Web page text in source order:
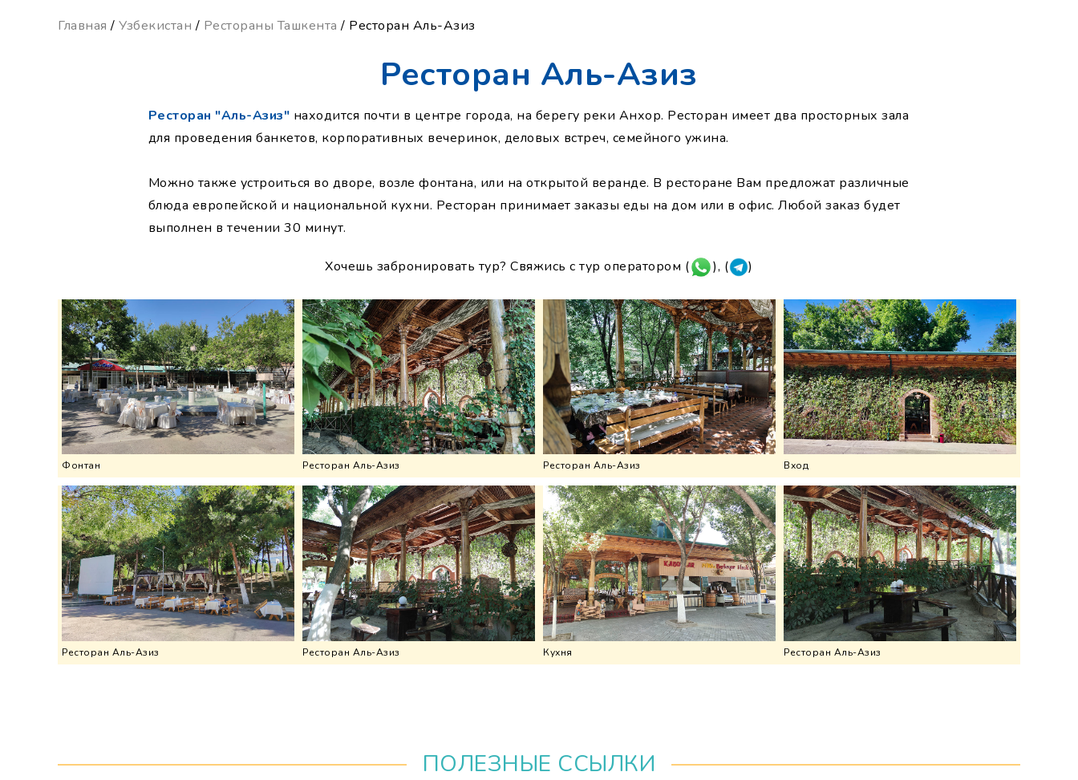
Главная / Узбекистан / Рестораны Ташкента/ Ресторан Аль-Азиз
Ресторан Аль-Азиз
Ресторан "Аль-Азиз" находится почти в центре города, на берегу реки Анхор. Ресторан имеет два просторных зала
для проведения банкетов, корпоративных вечеринок, деловых встреч, семейного ужина.
Можно также устроиться во дворе, возле фонтана, или на открытой веранде. В ресторане Вам предложат различные
блюда европейской и национальной кухни. Ресторан принимает заказы еды на дом или в офис. Любой заказ будет
выполнен в течении 30 минут.
Хочешь забронировать тур? Свяжись с тур оператором ( ), ( )
Фонтан Ресторан Аль-Азиз Ресторан Аль-Азиз Вход
Ресторан Аль-Азиз Ресторан Аль-Азиз Кухня Ресторан Аль-Азиз
ПОЛЕЗНЫЕ ССЫЛКИ